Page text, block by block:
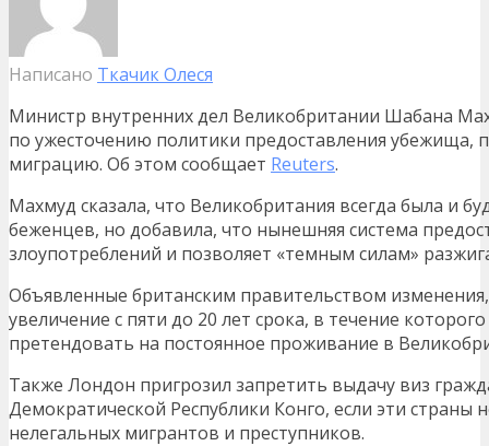
Написано Ткачик Олеся
Министр внутренних дел Великобритании Шабана
по ужесточению политики предоставления убежища,
миграцию. Об этом сообщает Reuters.
Махмуд сказала, что Великобритания всегда была и
беженцев, но добавила, что нынешняя система
злоупотреблений и позволяет «темным силам»
Объявленные британским правительством
увеличение с пяти до 20 лет срока, в течение
претендовать на постоянное проживание в
Также Лондон пригрозил запретить выдачу виз
Демократической Республики Конго, если эти страны
нелегальных мигрантов и преступников.